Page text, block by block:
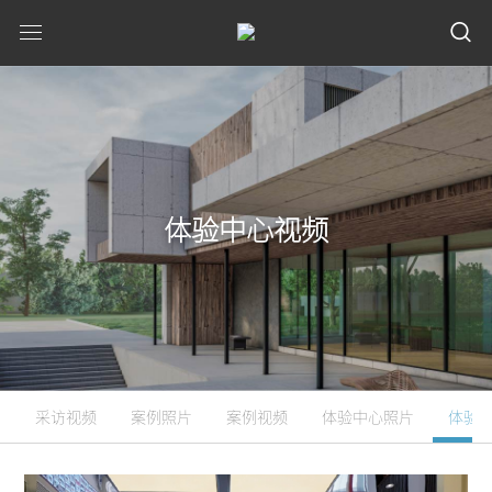
体验中心视频
采访视频 案例照片 案例视频 体验中心照片 体验